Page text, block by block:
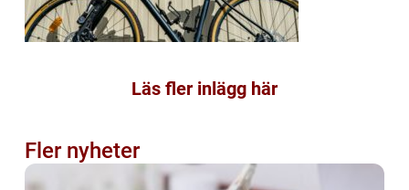
Läs fler inlägg här
Fler nyheter